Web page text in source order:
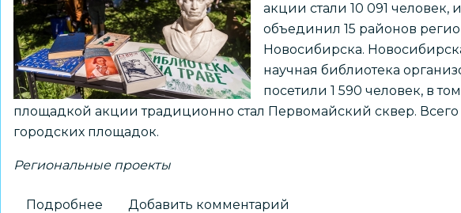
мессенджере
MAX
акции стали 10 091 человек,
объединил 15 районов
Новосибирска.
научная библиотека
посетили 1 590 человек, в
площадкой акции традиционно стал Первомайский сквер. Всего
городских площадок.
Региональные проекты
Подробнее Добавить комментарий